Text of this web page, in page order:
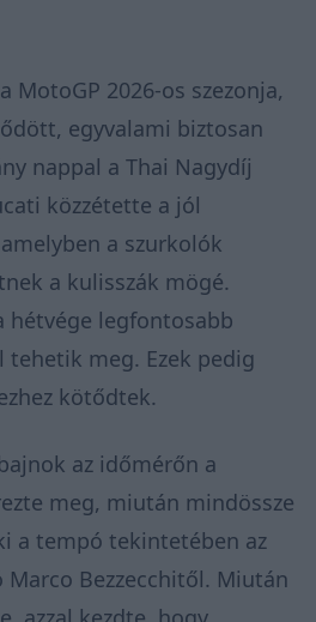
2026-os szezonja,
egyvalami biztosan
nappal a Thai Nagydíj
közzétette a jól
a szurkolók
a kulisszák mögé.
hétvége legfontosabb
meg. Ezek pedig
kötődtek.
az időmérőn a
meg, miután mindössze
a tempó tekintetében az
Bezzecchitől. Miután